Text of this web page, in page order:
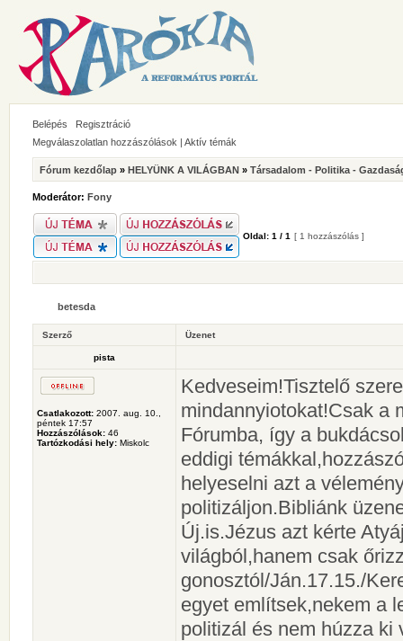
Belépés
Regisztráció
Megválaszolatlan hozzászólások | Aktív témák
Fórum kezdőlap » HELYÜNK A VILÁGBAN » Társadalom - Politika -
Moderátor: Fony
Oldal: 1 / 1 [ 1 hozzászólás ]
betesda
Szerző Üzenet
pista
Csatlakozott: 2007. aug. 10.,
péntek 17:57
Hozzászólások: 46
Tartózkodási hely: Miskolc
Kedveseim!Tisztelő
mindannyiotokat!Csak a
Fórumba, így a
eddigi
helyeselni azt a
politizáljon.Bibliánk
Új.is.Jézus azt kérte
világból,hanem csak
gonosztól/Ján.17.15./
egyet említsek,nekem a
politizál és nem húzza ki